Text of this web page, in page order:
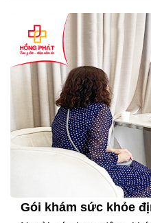
Gói khám sức khỏe